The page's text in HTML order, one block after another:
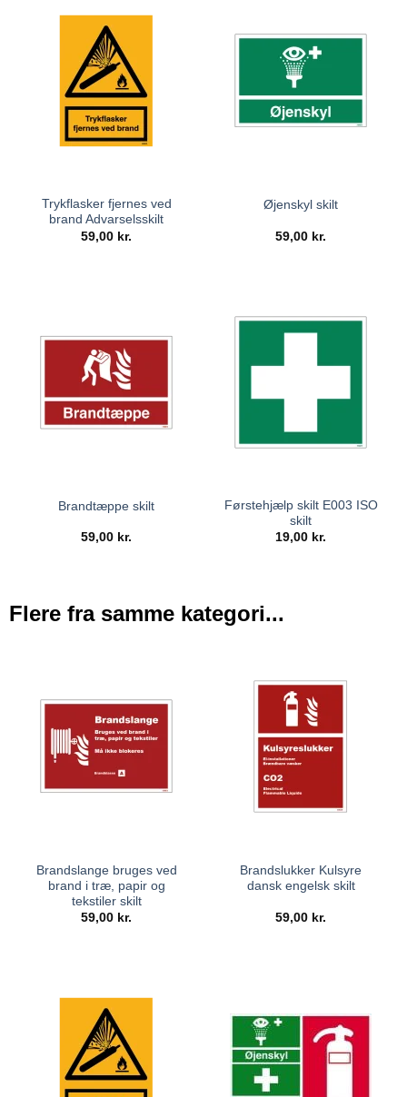
Trykflasker fjernes ved
brand Advarselsskilt
59,00 kr.
Øjenskyl skilt
59,00 kr.
Brandtæppe skilt
59,00 kr.
Førstehjælp skilt E003 ISO
skilt
19,00 kr.
Flere fra samme kategori...
Brandslange bruges ved
brand i træ, papir og
tekstiler skilt
59,00 kr.
Brandslukker Kulsyre
dansk engelsk skilt
59,00 kr.